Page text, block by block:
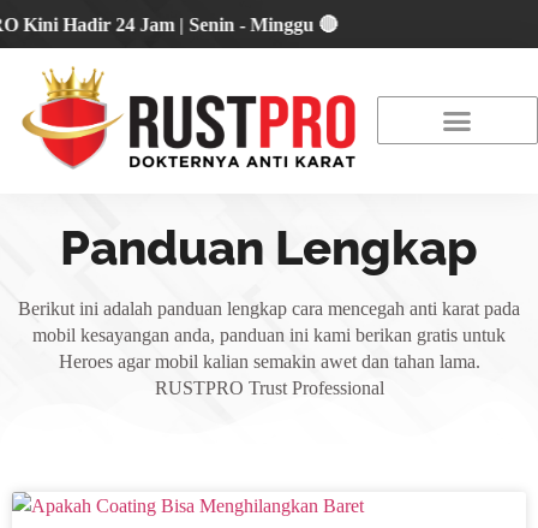
Hadir 24 Jam | Senin - Minggu 🔴
Panduan Lengkap
Berikut ini adalah panduan lengkap cara mencegah anti karat pada
mobil kesayangan anda, panduan ini kami berikan gratis untuk
Heroes agar mobil kalian semakin awet dan tahan lama.
RUSTPRO Trust Professional